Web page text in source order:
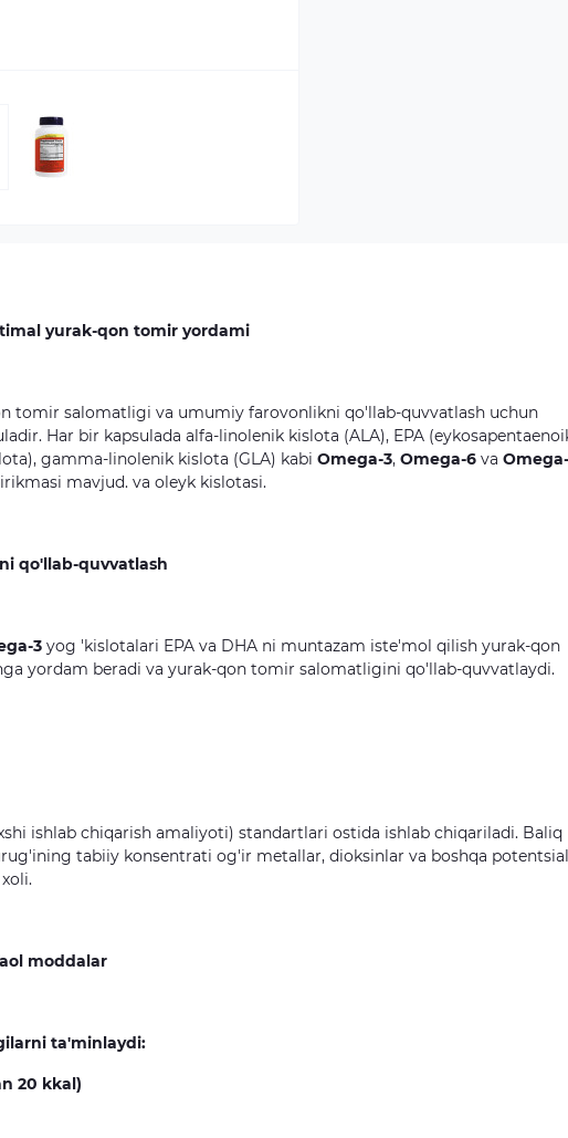
yurak-qon tomir yordami
tomir salomatligi va umumiy farovonlikni qo'llab-quvvatlash uchun
Har bir kapsulada alfa-linolenik kislota (ALA), EPA
gamma-linolenik kislota (GLA) kabi Omega-3, Omega-6 va
mavjud. va oleyk kislotasi.
qo'llab-quvvatlash
3 yog 'kislotalari EPA va DHA ni muntazam iste'mol qilish yurak-qon
yordam beradi va yurak-qon tomir salomatligini qo'llab-quvvatlaydi.
ishlab chiqarish amaliyoti) standartlari ostida ishlab chiqariladi. Baliq
tabiiy konsentrati og'ir metallar, dioksinlar va boshqa potentsial
moddalar
ta'minlaydi:
20 kkal)